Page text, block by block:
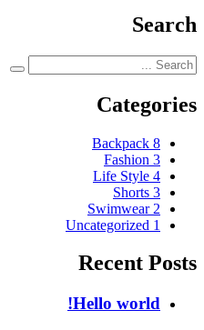
Search
Categories
Backpack 8
Fashion 3
Life Style 4
Shorts 3
Swimwear 2
Uncategorized 1
Recent Posts
Hello world!